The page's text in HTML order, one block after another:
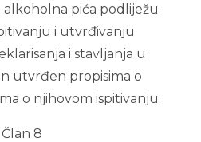
alkoholna pića podliježu
i utvrđivanju
i stavljanja u
utvrđen propisima o
o njihovom ispitivanju.
Član 8